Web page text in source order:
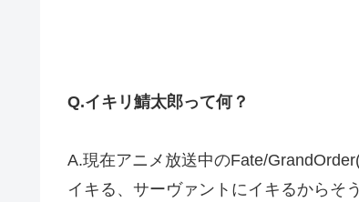
Q.イキリ鯖太郎って何？
A.現在アニメ放送中のFate/
イキる、サーヴァントにイキるからそ